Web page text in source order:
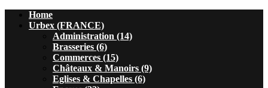
Home
Urbex (FRANCE)
Administration (14)
Brasseries (6)
Commerces (15)
Châteaux & Manoirs (9)
Eglises & Chapelles (6)